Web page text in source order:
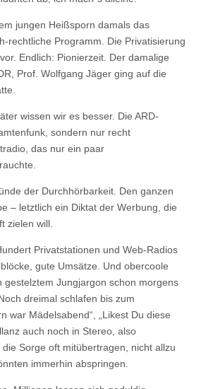
jungen Heißsporn damals das
rechtliche Programm. Die Privatisierung
Endlich: Pionierzeit. Der damalige
Prof. Wolfgang Jäger ging auf die
wissen wir es besser. Die ARD-
sondern nur recht
das nur ein paar
der Durchhörbarkeit. Den ganzen
– letztlich ein Diktat der Werbung, die
zielen will.
Privatstationen und Web-Radios
gute Umsätze. Und obercoole
gestelztem Jungjargon schon morgens
dreimal schlafen bis zum
war Mädelsabend“, „Likest Du diese
auch noch in Stereo, also
Sorge oft mitübertragen, nicht allzu
immerhin abspringen.